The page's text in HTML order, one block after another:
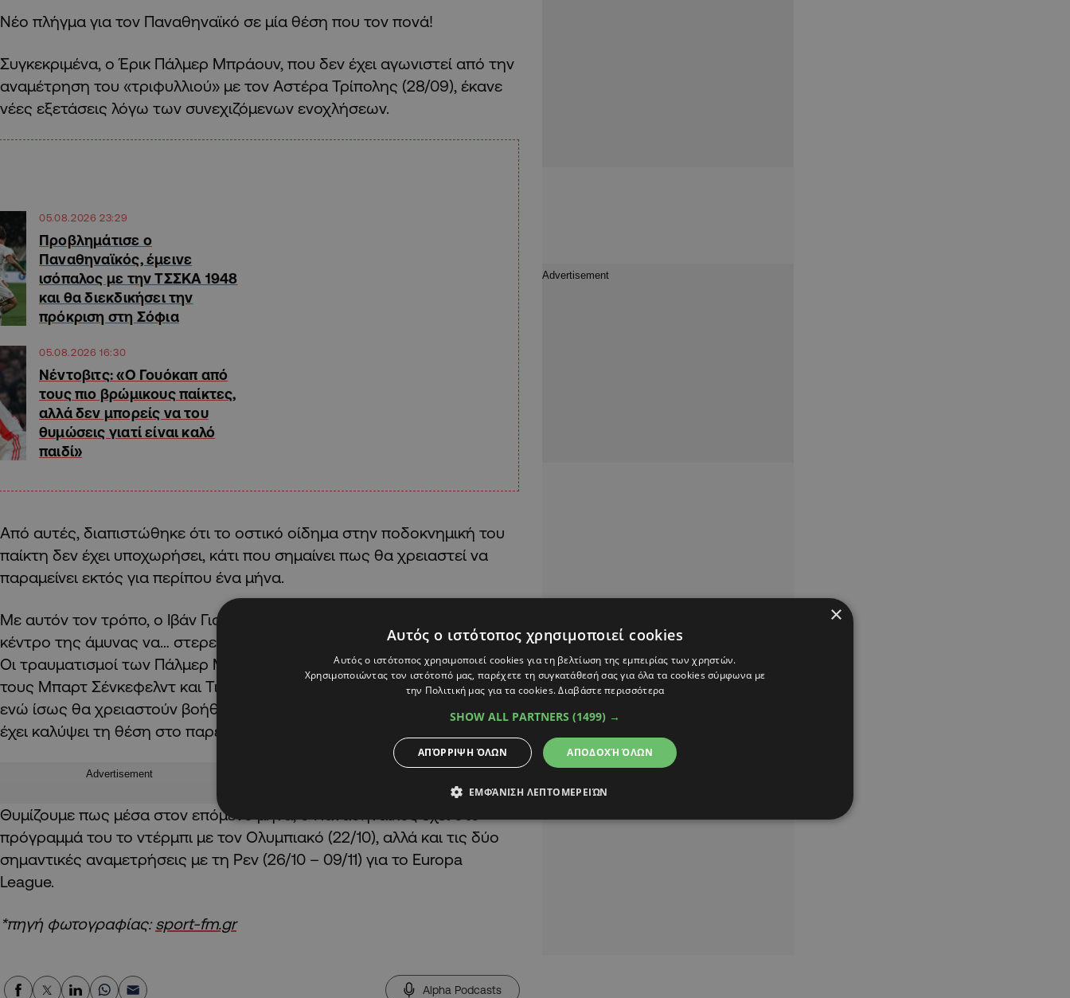
Νέο πλήγμα για τον Παναθηναϊκό σε μία θέση που τον πονά!
Συγκεκριμένα, ο Έρικ Πάλμερ Μπράουν, που δεν έχει αγωνιστεί από την
αναμέτρηση του «τριφυλλιού» με τον Αστέρα Τρίπολης (28/09), έκανε
νέες εξετάσεις λόγω των συνεχιζόμενων ενοχλήσεων.
05.08.2026 23:29
Προβλημάτισε ο
Παναθηναϊκός, έμεινε
ισόπαλος με την ΤΣΣΚΑ 1948
και θα διεκδικήσει την
πρόκριση στη Σόφια
05.08.2026 16:30
Νέντοβιτς: «Ο Γουόκαπ από
τους πιο βρώμικους παίκτες,
αλλά δεν μπορείς να του
θυμώσεις γιατί είναι καλό
παιδί»
Από αυτές, διαπιστώθηκε ότι το οστικό οίδημα στην ποδοκνημική του
παίκτη δεν έχει υποχωρήσει, κάτι που σημαίνει πως θα χρειαστεί να
παραμείνει εκτός για περίπου ένα μήνα.
Με αυτόν τον τρόπο, ο Ιβάν Γιοβάνοβιτς βλέπει τις λύσεις του στο
κέντρο της άμυνας να… στερεύουν για το επόμενο δύσκολο διάστημα.
Οι τραυματισμοί των Πάλμερ Μπράουν και Μάγκνουσον αφήνουν
τους Μπαρτ Σένκεφελντ και Τιν Γεντβάι ως μόνους «καθαρούς» στόπερ,
ενώ ίσως θα χρειαστούν βοήθειες και από τον Γουίλιαν Αράο, ο οποίος
έχει καλύψει τη θέση στο παρελθόν.
Advertisement
Θυμίζουμε πως μέσα στον επόμενο μήνα, ο Παναθηναϊκός έχει στο
πρόγραμμά του το ντέρμπι με τον Ολυμπιακό (22/10), αλλά και τις δύο
σημαντικές αναμετρήσεις με τη Ρεν (26/10 – 09/11) για το Europa
League.
*πηγή φωτογραφίας:sport-fm.gr
Alpha Podcasts
×
Αυτός ο ιστότοπος χρησιμοποιεί cookies
Αυτός ο ιστότοπος χρησιμοποιεί cookies για τη βελτίωση της εμπειρίας των χρηστών.
Χρησιμοποιώντας τον ιστότοπό μας, παρέχετε τη συγκατάθεσή σας για όλα τα cookies σύμφωνα με
την Πολιτική μας για τα cookies.Διαβάστε περισσότερα
SHOW ALL PARTNERS (1499) →
ΑΠΟΔΟΧΉ ΌΛΩΝ
ΑΠΌΡΡΙΨΗ ΌΛΩΝ
ΕΜΦΆΝΙΣΗ ΛΕΠΤΟΜΕΡΕΙΏΝ